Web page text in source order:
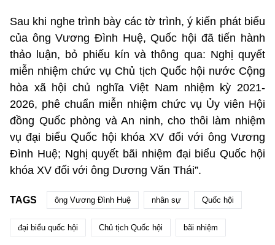
Sau khi nghe trình bày các tờ trình, ý kiến phát biểu
của ông Vương Đình Huệ, Quốc hội đã tiến hành
thảo luận, bỏ phiếu kín và thông qua: Nghị quyết
miễn nhiệm chức vụ Chủ tịch Quốc hội nước Cộng
hòa xã hội chủ nghĩa Việt Nam nhiệm kỳ 2021-
2026, phê chuẩn miễn nhiệm chức vụ Ủy viên Hội
đồng Quốc phòng và An ninh, cho thôi làm nhiệm
vụ đại biểu Quốc hội khóa XV đối với ông Vương
Đình Huệ; Nghị quyết bãi nhiệm đại biểu Quốc hội
khóa XV đối với ông Dương Văn Thái”.
TAGS ông Vương Đình Huệ nhân sự Quốc hội
đại biểu quốc hội Chủ tịch Quốc hội bãi nhiệm